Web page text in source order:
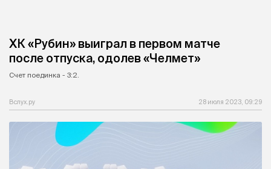
ХК «Рубин» выиграл в первом матче
после отпуска, одолев «Челмет»
Счет поединка - 3:2.
Вслух.ру 28 июля 2023, 09:29